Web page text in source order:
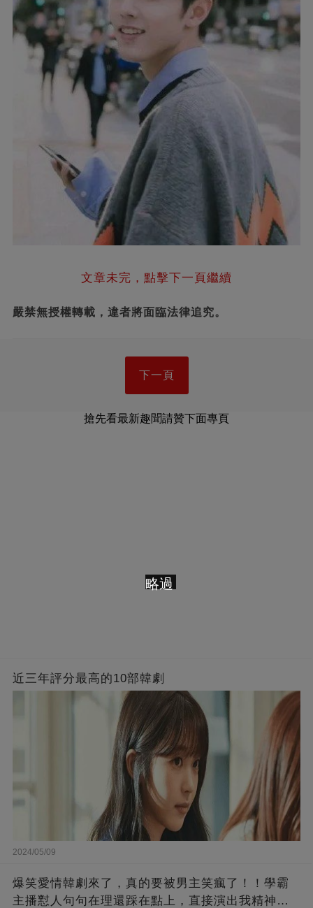
文章未完，點擊下一頁繼續
嚴禁無授權轉載，違者將面臨法律追究。
下一頁
搶先看最新趣聞請贊下面專頁
近三年評分最高的10部韓劇
2024/05/09
爆笑愛情韓劇來了，真的要被男主笑瘋了！！學霸
主播懟人句句在理還踩在點上，直接演出我精神世
略過